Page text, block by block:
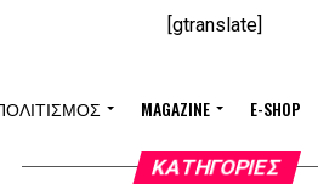
[gtranslate]
MAGAZINE E-SHOP
KΑΤΗΓΟΡΊΕΣ